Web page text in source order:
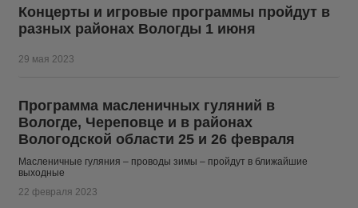
Концерты и игровые программы пройдут в
разных районах Вологды 1 июня
29 мая 2023
Программа масленичных гуляний в
Вологде, Череповце и в районах
Вологодской области 25 и 26 февраля
Масленичные гуляния – проводы зимы – пройдут в ближайшие
выходные
22 февраля 2023